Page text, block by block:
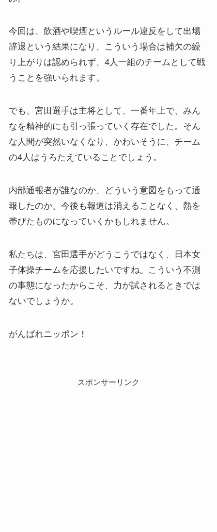
今回は、飲酒や喫煙というルール違反をして出場
辞退という結果になり、こういう場合は補欠の繰
り上がりは認められず、4人一組のチームとして戦
うことを強いられます。
でも、宮田選手は主将として、一番年上で、みん
なを精神的にも引っ張っていく存在でした。そん
な人間が突然いなくなり、かわいそうに、チーム
の4人はうろたえていることでしょう。
内部通報者が誰なのか、どういう意図をもって通
報したのか、今後も報道は消えることなく、熱を
帯びたものになっていくかもしれません。
私たちは、宮田選手がどうこうではなく、日本女
子体操チームを応援したいですね。こういう不測
の事態になったからこそ、力が試されるときでは
ないでしょうか。
がんばれニッポン！
スポンサーリンク